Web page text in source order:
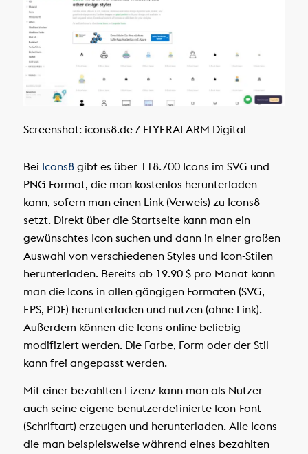
Screenshot: icons8.de / FLYERALARM Digital
Bei Icons8gibt es über 118.700 Icons im SVG und
PNG Format, die man kostenlos herunterladen
kann, sofern man einen Link (Verweis) zu Icons8
setzt. Direkt über die Startseite kann man ein
gewünschtes Icon suchen und dann in einer großen
Auswahl von verschiedenen Styles und Icon-Stilen
herunterladen. Bereits ab 19.90 $ pro Monat kann
man die Icons in allen gängigen Formaten (SVG,
EPS, PDF) herunterladen und nutzen (ohne Link).
Außerdem können die Icons online beliebig
modifiziert werden. Die Farbe, Form oder der Stil
kann frei angepasst werden.
Mit einer bezahlten Lizenz kann man als Nutzer
auch seine eigene benutzerdefinierte Icon-Font
(Schriftart) erzeugen und herunterladen. Alle Icons
die man beispielsweise während eines bezahlten